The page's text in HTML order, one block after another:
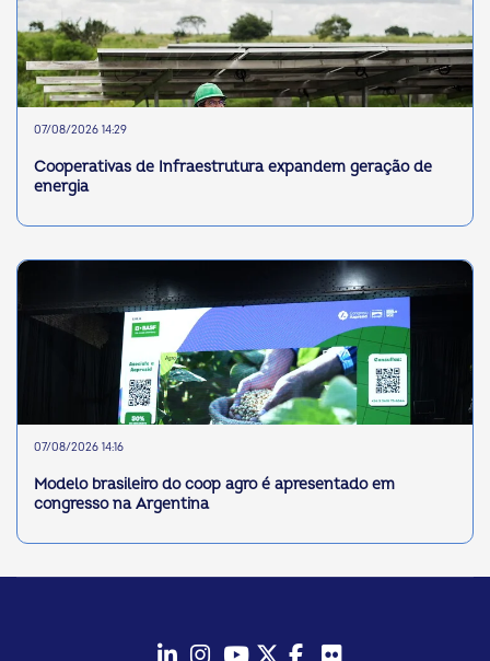
07/08/2026 14:29
Cooperativas de Infraestrutura expandem geração de
energia
07/08/2026 14:16
Modelo brasileiro do coop agro é apresentado em
congresso na Argentina